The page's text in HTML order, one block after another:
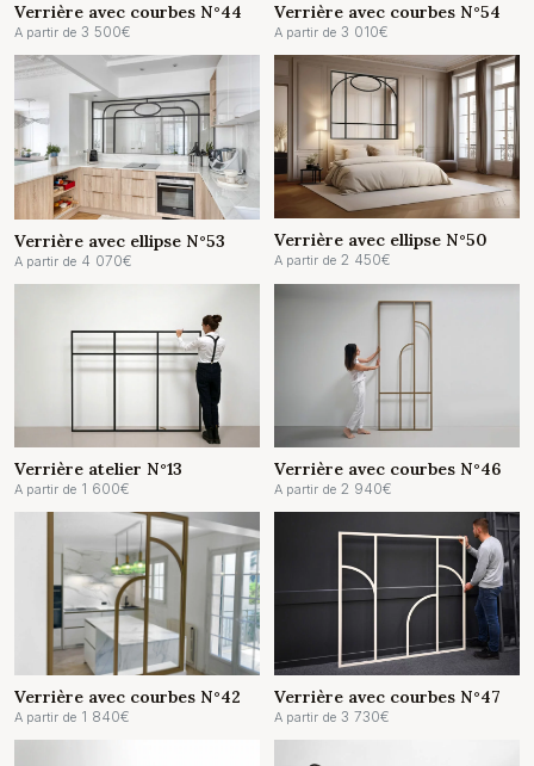
Verrière avec courbes N°44
A partir de 3 500€
Verrière avec courbes N°54
A partir de 3 010€
Verrière avec ellipse N°53
A partir de 4 070€
Verrière avec ellipse N°50
A partir de 2 450€
Verrière atelier N°13
A partir de 1 600€
Verrière avec courbes N°46
A partir de 2 940€
Verrière avec courbes N°42
A partir de 1 840€
Verrière avec courbes N°47
A partir de 3 730€